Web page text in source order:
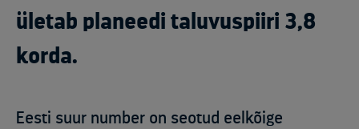
ületab planeedi taluvuspiiri 3,8
korda.
Eesti suur number on seotud eelkõige